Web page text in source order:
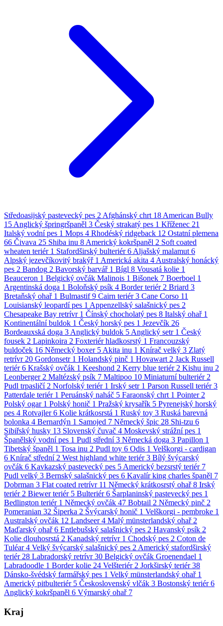
Středoasijský pastevecký pes 2 Afghánský chrt 18 American Bully
15 Anglický špringršpaněl 3 Český strakatý pes 1 Kříženec 21
Italský vodní pes 1 Mops 4 Rhodéský ridgeback 12 Ostatní plemena
66 Čivava 25 Shiba inu 8 Americký kokršpaněl 2 Soft coated
wheaten teriér 1 Stafordširský bulteriér 6 Aljašský malamut 6
Alpský jezevčíkovitý brakýř 1 Americká akita 4 Australský honácký
pes 2 Bandog 2 Bavorský barvář 1 Bígl 8 Vousatá kolie 1
Beauceron 1 Belgický ovčák Malinois 1 Bišonek 7 Boerboel 1
Argentinská doga 1 Boloňský psík 4 Border teriér 2 Briard 3
Bretaňský ohař 1 Bulmastif 9 Cairn teriér 3 Cane Corso 11
Louisianský leopardí pes 1 Appenzellský salašnický pes 2
Chesapeake Bay retrívr 1 Čínský chocholatý pes 8 Italský ohař 1
Kontinentální buldok 1 Český horský pes 1 Jezevčík 26
Bordeauxská doga 3 Anglický buldok 5 Anglický setr 1 Český
fousek 2 Lapinkoira 2 Foxteriér hladkosrstý 1 Francouzský
buldoček 16 Německý boxer 5 Akita inu 1 Knírač velký 3 Zlatý
retrívr 20 Gordonsetr 1 Holandský pinč 1 Hovawart 2 Jack Russell
teriér 6 Krašský ovčák 1 Keeshond 2 Kerry blue teriér 2 Kishu inu 2
Leonberger 2 Maltézský psík 7 Maltipoo 10 Miniaturní bulteriér 2
Pudl trpasličí 2 Norfolský teriér 1 Irský setr 1 Parson Russell teriér 3
Patterdale teriér 1 Peruánský naháč 5 Faraonský chrt 1 Pointer 2
Polský ogar 1 Polský honič 1 Pražský krysařík 5 Pyrenejský horský
pes 4 Rotvajler 6 Kolie krátkosrstá 1 Ruský toy 3 Ruská barevná
bolonka 4 Bernardýn 1 Samojed 7 Německý špic 28 Shi-tzu 6
Sibiřský husky 13 Slovenský čuvač 4 Moskevský strážní pes 1
Španělský vodní pes 1 Pudl střední 3 Německá doga 3 Papillon 1
Tibetský španěl 1 Tosa inu 2 Pudl toy 6 Odis 1 Velškorgi - cardigan
6 Knírač střední 2 West highland white teriér 3 Bílý švýcarský
ovčák 6 Kavkazský pastevecký pes 5 Americký bezsrstý teriér 7
Pudl velký 3 Bernský salašnický pes 6 Kavalír king charles španěl 7
Dobrman 3 Flat coated retrívr 11 Německý krátkosrstý ohař 8 Irský
teriér 2 Biewer teriér 5 Bulteriér 6 Šarplaninský pastevecký pes 1
Bedlington teriér 1 Německý ovčák 47 Bobtail 2 Německý pinč 2
Pomeranian 32 Šiperka 2 Švýcarský honič 1 Velškorgi - pembroke 1
Australský ovčák 12 Landseer 4 Malý münsterlandský ohař 2
Maďarský ohař 6 Entlebušský salašnický pes 2 Havanský psík 2
Kolie dlouhosrstá 2 Kanadský retrívr 1 Chodský pes 2 Coton de
Tuléar 4 Velký švýcarský salašnický pes 2 Americký stafordširský
teriér 28 Labradorský retrívr 30 Belgický ovčák Groenendael 1
Labradoodle 1 Border kolie 24 Velšteriér 2 Jorkširský teriér 38
Dánsko-švédský farmářský pes 1 Velký münsterlandský ohař 1
Americký pitbulteriér 5 Československý vlčák 3 Bostonský teriér 6
Anglický kokršpaněl 6 Výmarský ohař 7
Kraj